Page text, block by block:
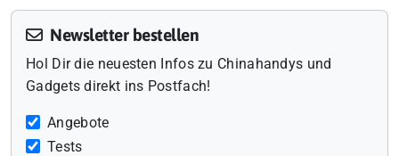
Newsletter bestellen
Hol Dir die neuesten Infos zu Chinahandys und
Gadgets direkt ins Postfach!
Angebote
Tests